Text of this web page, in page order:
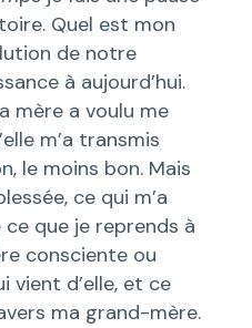
Quel est mon
de notre
à aujourd’hui.
mère a voulu me
m’a transmis
le moins bon. Mais
ce qui m’a
que je reprends à
consciente ou
vient d’elle, et ce
ma grand-mère.